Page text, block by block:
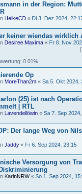
in der Region:
HeikeCD « Di 3. Dez 2024,
keiner wiendas wirklich
Desiree Maxima « Fr 8. Nov
0.01%
Op
MoreThan2m « Sa 5. Okt 2024,
(25) ist nach
| RTL
Lavendellöwin « Sa 7. Sep
Der lange Weg von Nils
Jaddy « Fr 6. Sep 2024, 23:15
Versorgung von
KarinNRW« So 1. Sep 2024,